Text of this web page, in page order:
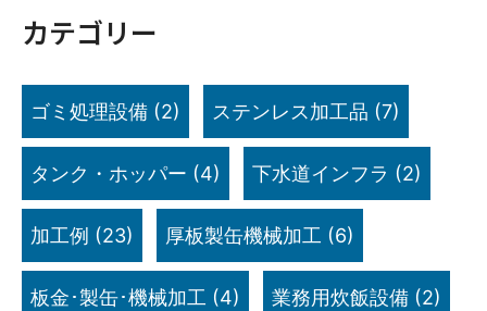
カテゴリー
ゴミ処理設備 (2) ステンレス加工品 (7)
タンク・ホッパー (4) 下水道インフラ (2)
加工例 (23) 厚板製缶機械加工 (6)
板金･製缶･機械加工 (4) 業務用炊飯設備 (2)